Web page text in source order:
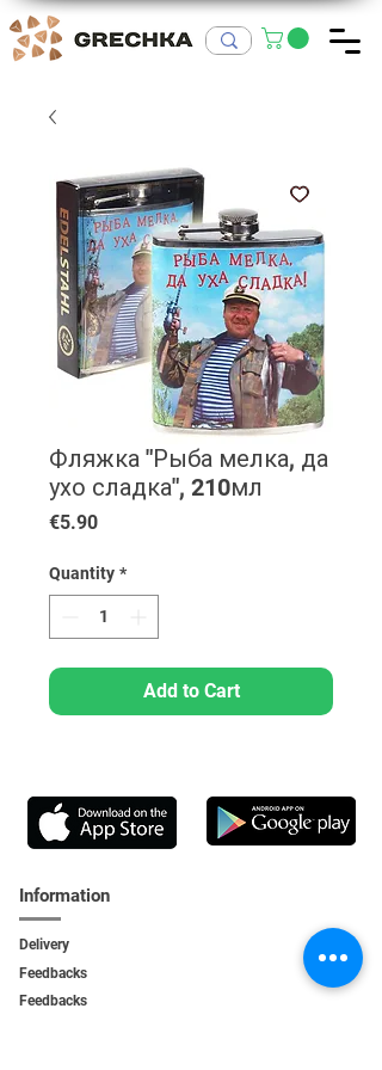
Фляжка "Рыба мелка, да
ухо сладка", 210мл
€5.90Price
Quantity *
Add to Cart
Information
Delivery
Feedbacks
Feedbacks